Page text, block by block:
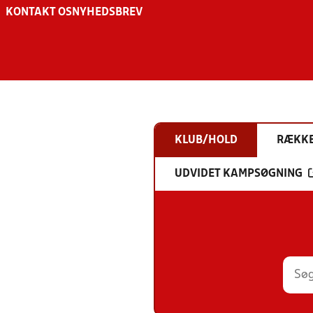
KONTAKT OS NYHEDSBREV
KLUB/HOLD
UDVIDET KAMPSØGNING